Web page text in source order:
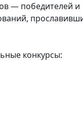
— победителей и
конкурсы: